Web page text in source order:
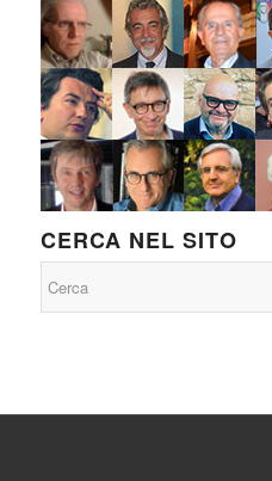
CERCA NEL SITO